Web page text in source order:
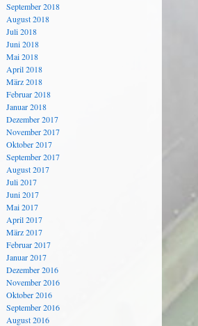
September 2018
August 2018
Juli 2018
Juni 2018
Mai 2018
April 2018
März 2018
Februar 2018
Januar 2018
Dezember 2017
November 2017
Oktober 2017
September 2017
August 2017
Juli 2017
Juni 2017
Mai 2017
April 2017
März 2017
Februar 2017
Januar 2017
Dezember 2016
November 2016
Oktober 2016
September 2016
August 2016